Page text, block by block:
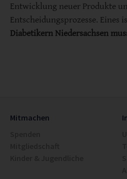
Entwicklung neuer Produkte
Entscheidungsprozesse. Eines
Diabetikern Niedersachsen
Mitmachen